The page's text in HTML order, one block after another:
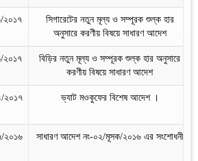
২০১৭
সিগারেটের নতুন মূল্য ও সম্পূরক শুল্ক হার
অনুসারে করণীয় বিষয়ে সাধারণ আদেশ
২০১৭
বিড়ির নতুন মূল্য ও সম্পূরক শুল্ক হার অনুসারে
করণীয় বিষয়ে সাধারণ আদেশ
২০১৭ ভ্যাট মওকুফের বিশেষ আদেশ ।
২০১৬ সাধারণ আদেশ নং-০২/মূসক/২০১৬ এর সংশোধনী